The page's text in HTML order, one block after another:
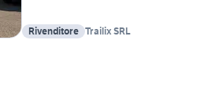
Rivenditore Trailix SRL